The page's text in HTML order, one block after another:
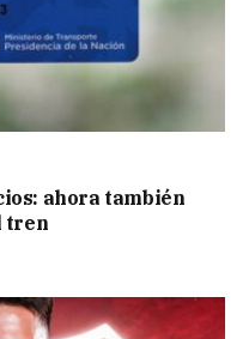
ahora también
tren